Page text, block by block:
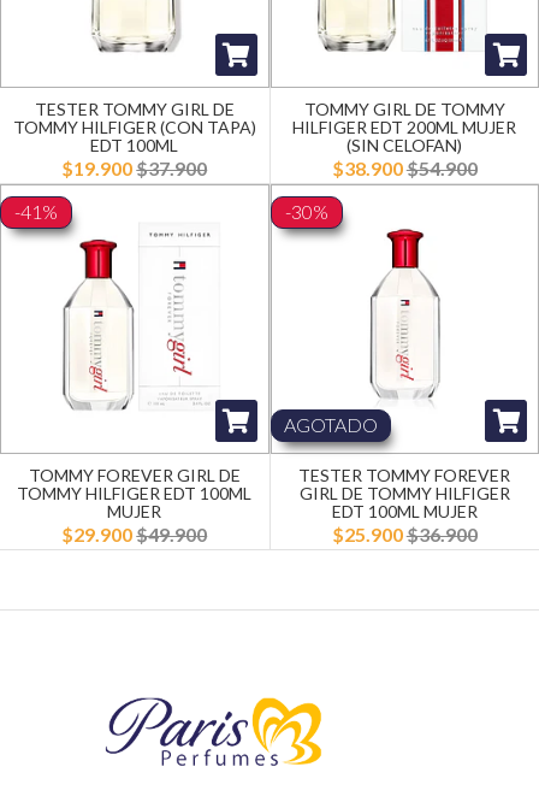
TESTER TOMMY GIRL DE
TOMMY HILFIGER (CON TAPA)
EDT 100ML
$19.900$37.900
TOMMY GIRL DE TOMMY
HILFIGER EDT 200ML MUJER
(SIN CELOFAN)
$38.900$54.900
-41%
TOMMY FOREVER GIRL DE
TOMMY HILFIGER EDT 100ML
MUJER
$29.900$49.900
-30%
AGOTADO
TESTER TOMMY FOREVER
GIRL DE TOMMY HILFIGER
EDT 100ML MUJER
$25.900$36.900